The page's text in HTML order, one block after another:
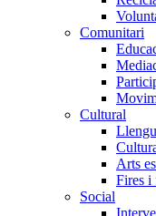
Comunitari
Cultural
Arts
Fires i
Social